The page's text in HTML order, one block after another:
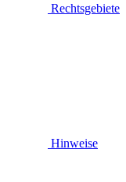
Rechtsgebiete
Hinweise